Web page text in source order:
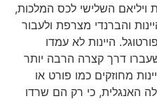
השלישי לכס המלכות,
והברנדי מצרפת ולעבור
היינות לא עמדו
דרך קצרה הרבה יותר
מחוזקים כמו פורט או
כי רק הם שרדו